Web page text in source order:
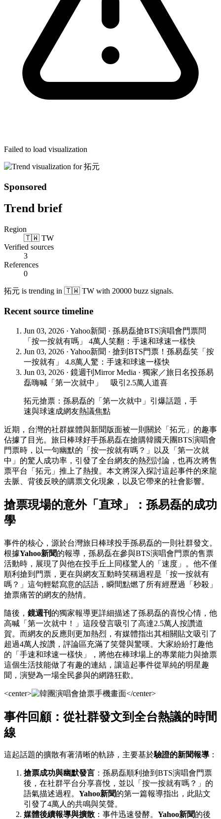
Failed to load visualization
Sponsored
Trend brief
Region
🇹🇼 TW
Verified sources
3
References
0
拓元 is trending in 🇹🇼 TW with 20000 buzz signals.
Recent source timeline
Jun 03, 2026 · Yahoo新聞 · 孫易磊搶BTS演唱會門票問
「按一按就有嗎」 4萬人笑翻：手速和球速一樣快
Jun 03, 2026 · Yahoo新聞 · 搶到BTS門票！孫易磊笑「按
一按就有」 4.8萬人驚：手速和球速一樣快
Jun 03, 2026 · 鏡週刊Mirror Media · 獨家／旅日名投孫易
磊嗨喊「第一次就中」 吸引2.5萬人道喜
拓元搶票：孫易磊的「第一次就中」引爆話題，手
速與球速成網友熱議焦點
近期，台灣的社群媒體與新聞版面被一則關於「拓元」的趣事
佔據了目光。旅日棒球好手孫易磊在搶購韓國天團BTS演唱會
門票時，以一句幽默的「按一按就有嗎？」以及「第一次就
中」的驚人成功率，引發了全台網友的熱烈討論，也再次將售
票平台「拓元」推上了熱搜。本文將深入探討這起事件的來龍
去脈、背後反映的購票文化現象，以及它帶來的社會影響。
搶票現場的意外「直球」：孫易磊的成功
學
事件的核心，源於台灣旅日棒球投手孫易磊的一則社群發文。
根據Yahoo新聞的報導，孫易磊在參與BTS演唱會門票的售票
活動時，展現了與他在投手丘上同樣驚人的「速度」。他不僅
順利搶到門票，更在與網友互動時笑稱過程是「按一按就有
嗎？」這句輕鬆寫意的話語，瞬間點燃了所有經歷過「秒殺」
搶票痛苦的網友的熱情。
隨後， 鏡週刊 的獨家報導更詳細描述了孫易磊的喜悅心情，他
高喊「第一次就中！」這段發言吸引了高達2.5萬人按讚道
賀。而網友的反應則更加熱烈，有媒體指出其相關貼文吸引了
超過4萬人按讚，評論區充滿了笑聲與驚嘆。大家紛紛打趣他
的「手速和球速一樣快」，將他在棒球場上的專業能力與搶票
這個生活技能做了有趣的連結，讓這起事件從單純的明星趣
聞，演變為一場全民參與的網路狂歡。
<center> </center>
事件回顧：從社群發文到全台熱議的時間
線
這起話題的擴散有著清晰的軌跡，主要基於驗證的新聞報導 ：
搶票成功與幽默發言 ：孫易磊順利搶到BTS演唱會門票
後，在社群平台分享喜悅，並以「按一按就有嗎？」的
語氣描述過程。 Yahoo新聞的第一篇報導指出，此貼文
引發了4萬人的共鳴與笑聲。
媒體後續報導與擴散 ：事件迅速發酵。 Yahoo新聞的後